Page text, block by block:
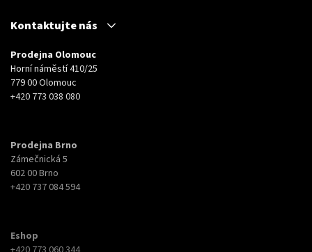
Kontaktujte nás
Prodejna Olomouc
Horní náměstí 410/25
779 00 Olomouc
+420 773 038 080
Prodejna Brno
Zámečnická 5
602 00 Brno
+420 737 084 594
Eshop